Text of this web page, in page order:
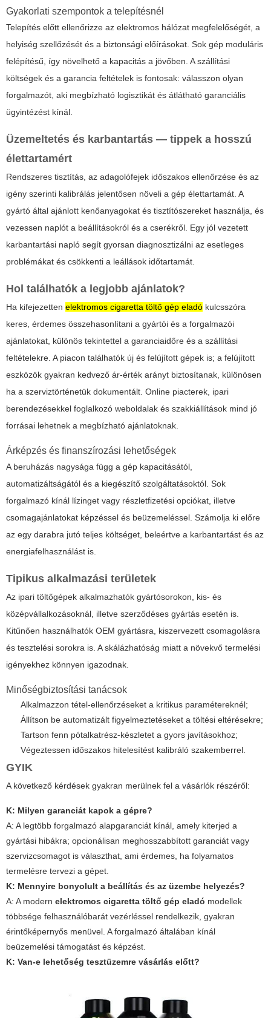
Gyakorlati szempontok a telepítésnél
Telepítés előtt ellenőrizze az elektromos hálózat megfelelőségét, a
helyiség szellőzését és a biztonsági előírásokat. Sok gép moduláris
felépítésű, így növelhető a kapacitás a jövőben. A szállítási
költségek és a garancia feltételek is fontosak: válasszon olyan
forgalmazót, aki megbízható logisztikát és átlátható garanciális
ügyintézést kínál.
Üzemeltetés és karbantartás — tippek a hosszú
élettartamért
Rendszeres tisztítás, az adagolófejek időszakos ellenőrzése és az
igény szerinti kalibrálás jelentősen növeli a gép élettartamát. A
gyártó által ajánlott kenőanyagokat és tisztítószereket használja, és
vezessen naplót a beállításokról és a cserékről. Egy jól vezetett
karbantartási napló segít gyorsan diagnosztizálni az esetleges
problémákat és csökkenti a leállások időtartamát.
Hol találhatók a legjobb ajánlatok?
Ha kifejezetten elektromos cigaretta töltő gép eladó kulcsszóra
keres, érdemes összehasonlítani a gyártói és a forgalmazói
ajánlatokat, különös tekintettel a garanciaidőre és a szállítási
feltételekre. A piacon találhatók új és felújított gépek is; a felújított
eszközök gyakran kedvező ár-érték arányt biztosítanak, különösen
ha a szerviztörténetük dokumentált. Online piacterek, ipari
berendezésekkel foglalkozó weboldalak és szakkiállítások mind jó
forrásai lehetnek a megbízható ajánlatoknak.
Árképzés és finanszírozási lehetőségek
A beruházás nagysága függ a gép kapacitásától,
automatizáltságától és a kiegészítő szolgáltatásoktól. Sok
forgalmazó kínál lízinget vagy részletfizetési opciókat, illetve
csomagajánlatokat képzéssel és beüzemeléssel. Számolja ki előre
az egy darabra jutó teljes költséget, beleértve a karbantartást és az
energiafelhasználást is.
Tipikus alkalmazási területek
Az ipari töltőgépek alkalmazhatók gyártósorokon, kis- és
középvállalkozásoknál, illetve szerződéses gyártás esetén is.
Kitűnően használhatók OEM gyártásra, kiszervezett csomagolásra
és tesztelési sorokra is. A skálázhatóság miatt a növekvő termelési
igényekhez könnyen igazodnak.
Minőségbiztosítási tanácsok
Alkalmazzon tétel-ellenőrzéseket a kritikus paramétereknél;
Állítson be automatizált figyelmeztetéseket a töltési eltérésekre;
Tartson fenn pótalkatrész-készletet a gyors javításokhoz;
Végeztessen időszakos hitelesítést kalibráló szakemberrel.
GYIK
A következő kérdések gyakran merülnek fel a vásárlók részéről:
K: Milyen garanciát kapok a gépre?
A: A legtöbb forgalmazó alapgaranciát kínál, amely kiterjed a
gyártási hibákra; opcionálisan meghosszabbított garanciát vagy
szervizcsomagot is választhat, ami érdemes, ha folyamatos
termelésre tervezi a gépet.
K: Mennyire bonyolult a beállítás és az üzembe helyezés?
A: A modern elektromos cigaretta töltő gép eladó modellek
többsége felhasználóbarát vezérléssel rendelkezik, gyakran
érintőképernyős menüvel. A forgalmazó általában kínál
beüzemelési támogatást és képzést.
K: Van-e lehetőség tesztüzemre vásárlás előtt?